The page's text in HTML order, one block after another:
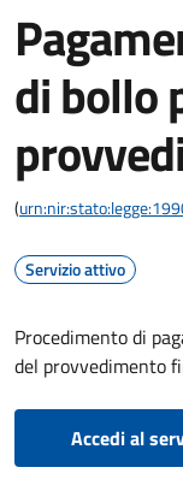
di bollo
(
Servizio attivo
Procedimento di
del provvedimento
Accedi al